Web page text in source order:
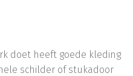
doet heeft goede kleding
schilder of stukadoor